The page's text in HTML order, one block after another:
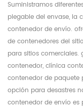
Suministramos
plegable del envase, la
contenedor de envío.
de contenedores del
para sitios
contenedor, clínica
contenedor de paquete
opción para desastres
contenedor de envío es